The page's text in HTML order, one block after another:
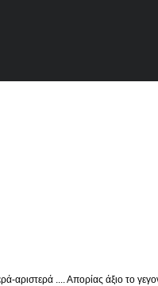
.... Απορίας άξιο το